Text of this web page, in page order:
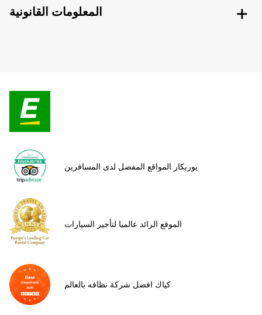
المعلومات القانونية
يوربكار المواقع المفضل لدى المسافرين
الموقع الرائد عالميا لتأجير السيارات
كياك افضل شركة نظافه بالعالم